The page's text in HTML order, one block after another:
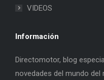
VIDEOS
Información
Directomotor, blog
novedades del mundo del